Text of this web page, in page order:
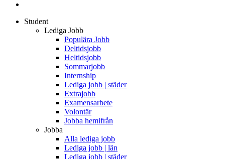
Student
Lediga Jobb
Populära Jobb
Deltidsjobb
Heltidsjobb
Sommarjobb
Internship
Lediga jobb | städer
Extrajobb
Examensarbete
Volontär
Jobba hemifrån
Jobba
Alla lediga jobb
Lediga jobb | län
Lediga jobb | städer